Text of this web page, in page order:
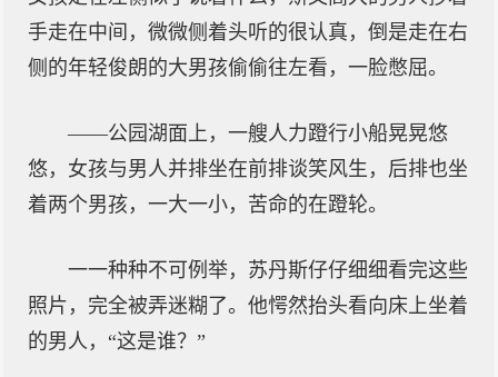
手走在中间，微微侧着头听的很认真，倒是走在右
侧的年轻俊朗的大男孩偷偷往左看，一脸憋屈。
——公园湖面上，一艘人力蹬行小船晃晃悠
悠，女孩与男人并排坐在前排谈笑风生，后排也坐
着两个男孩，一大一小，苦命的在蹬轮。
一一种种不可例举，苏丹斯仔仔细细看完这些
照片，完全被弄迷糊了。他愕然抬头看向床上坐着
的男人，“这是谁？”